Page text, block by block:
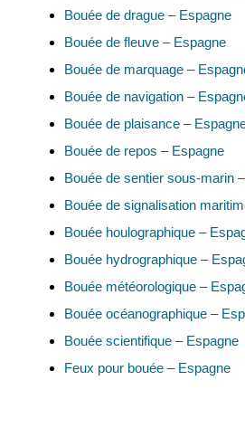
Bouée de drague – Espagne
Bouée de fleuve – Espagne
Bouée de marquage –
Bouée de navigation –
Bouée de plaisance –
Bouée de repos – Espagne
Bouée de sentier sous-marin
Bouée de signalisation
Bouée houlographique –
Bouée hydrographique –
Bouée météorologique –
Bouée océanographique –
Bouée scientifique – Espagne
Feux pour bouée – Espagne